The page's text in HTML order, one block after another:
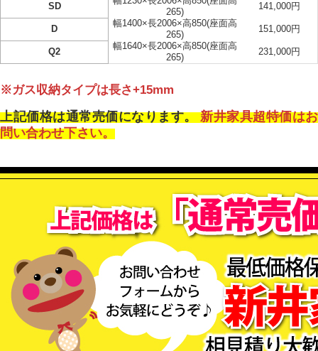
SD
265)
141,000円
D
幅1400×長2006×高850(座面高
265)
151,000円
Q2
幅1640×長2006×高850(座面高
265)
231,000円
※ガス収納タイプは長さ+15mm
上記価格は通常売価になります。 新井家具超特価はお
問い合わせ下さい。